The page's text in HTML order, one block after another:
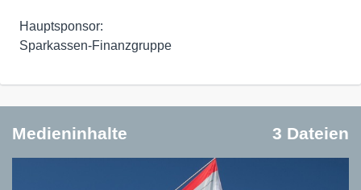
Hauptsponsor:
Sparkassen-Finanzgruppe
Medieninhalte 3 Dateien